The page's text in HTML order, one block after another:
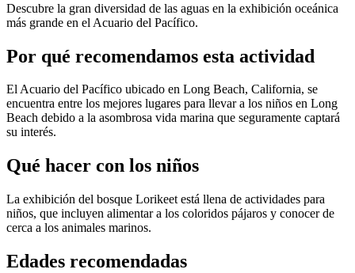
Descubre la gran diversidad de las aguas en la exhibición oceánica
más grande en el Acuario del Pacífico.
Por qué recomendamos esta actividad
El Acuario del Pacífico ubicado en Long Beach, California, se
encuentra entre los mejores lugares para llevar a los niños en Long
Beach debido a la asombrosa vida marina que seguramente captará
su interés.
Qué hacer con los niños
La exhibición del bosque Lorikeet está llena de actividades para
niños, que incluyen alimentar a los coloridos pájaros y conocer de
cerca a los animales marinos.
Edades recomendadas